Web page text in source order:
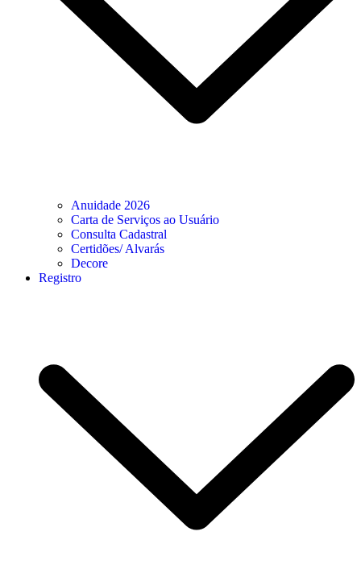
Anuidade 2026
Carta de Serviços ao Usuário
Consulta Cadastral
Certidões/ Alvarás
Decore
Registro